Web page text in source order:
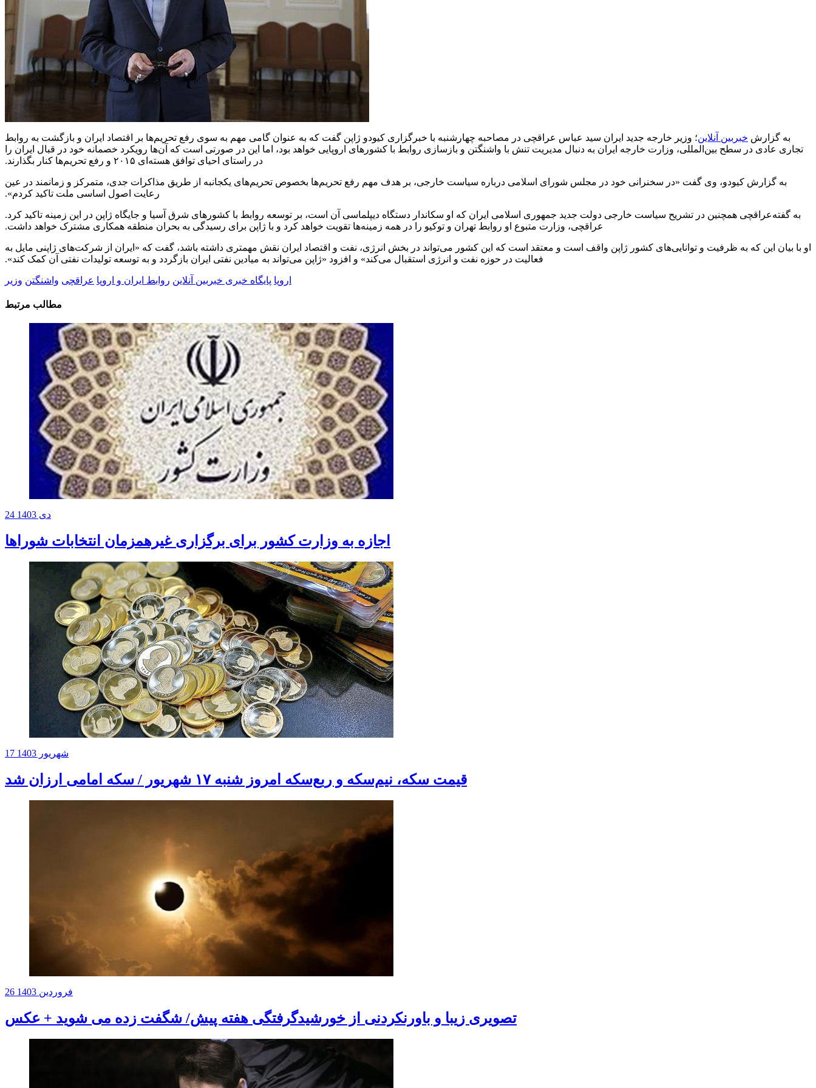
به گزارش خبربین آنلاین؛ وزیر خارجه جدید ایران سید عباس عراقچی در مصاحبه چهارشنبه با خبرگزاری کیودو ژاپن گفت که به عنوان گامی مهم به سوی رفع تحریم‌ها بر اقتصاد ایران و بازگشت به روابط
تجاری عادی در سطح بین‌المللی، وزارت خارجه ایران به دنبال مدیریت تنش با واشنگتن و بازسازی روابط با کشورهای اروپایی خواهد بود، اما این در صورتی است که آن‌ها رویکرد خصمانه خود در قبال ایران را
در راستای احیای توافق هسته‌ای ۲۰۱۵ و رفع تحریم‌ها کنار بگذارند.
به گزارش کیودو، وی گفت «در سخنرانی خود در مجلس شورای اسلامی درباره سیاست خارجی، بر هدف مهم رفع تحریم‌ها بخصوص تحریم‌های یکجانبه از طریق مذاکرات جدی، متمرکز و زمانمند در عین
رعایت اصول اساسی ملت تاکید کردم».
عراقچی همچنین در تشریح سیاست خارجی دولت جدید جمهوری اسلامی ایران که او سکاندار دستگاه دیپلماسی آن است، بر توسعه روابط با کشورهای شرق آسیا و جایگاه ژاپن در این زمینه تاکید کرد.به گفته
عراقچی، وزارت متبوع او روابط تهران و توکیو را در همه زمینه‌ها تقویت خواهد کرد و با ژاپن برای رسیدگی به بحران منطقه همکاری مشترک خواهد داشت.
او با بیان این که به ظرفیت و توانایی‌های کشور ژاپن واقف است و معتقد است که این کشور می‌تواند در بخش انرژی، نفت و اقتصاد ایران نقش مهمتری داشته باشد، گفت که «ایران از شرکت‌های ژاپنی مایل به
فعالیت در حوزه نفت و انرژی استقبال می‌کند» و افزود «ژاپن می‌تواند به میادین نفتی ایران بازگردد و به توسعه تولیدات نفتی آن کمک کند».
اروپا پایگاه خبری خبربین آنلاین روابط ایران و اروپا عراقچی واشنگتن وزیر
مطالب مرتبط
24 دی 1403
اجازه به وزارت کشور برای برگزاری غیرهمزمان انتخابات شوراها
17 شهریور 1403
قیمت سکه، نیم‌سکه و ربع‌سکه امروز شنبه ۱۷ شهریور / سکه امامی ارزان شد
26 فروردین 1403
تصویری زیبا و باورنکردنی از خورشیدگرفتگی هفته پیش/ شگفت زده می شوید + عکس